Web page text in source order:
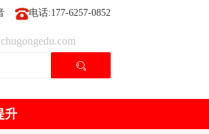
电话:177-6257-0852
升